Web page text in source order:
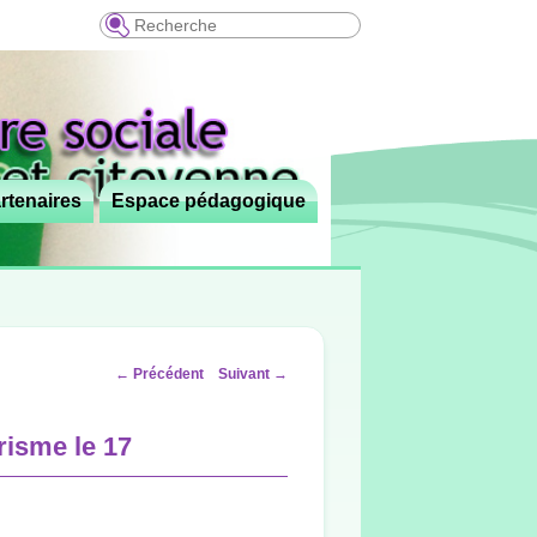
Recherche
Espace pédagogique
Navigation
des
← Précédent Suivant →
le 17